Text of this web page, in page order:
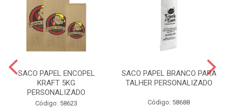
SACO PAPEL ENCOPEL
KRAFT 5KG
PERSONALIZADO
Código: 58623
SACO PAPEL BRANCO PARA
TALHER PERSONALIZADO
Código: 58688